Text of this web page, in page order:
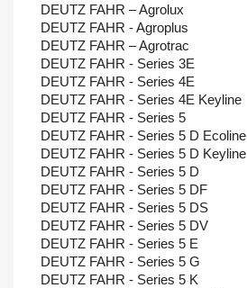
DEUTZ FAHR – Agrolux
DEUTZ FAHR - Agroplus
DEUTZ FAHR – Agrotrac
DEUTZ FAHR - Series 3E
DEUTZ FAHR - Series 4E
DEUTZ FAHR - Series 4E Keyline
DEUTZ FAHR - Series 5
DEUTZ FAHR - Series 5 D Ecoline
DEUTZ FAHR - Series 5 D Keyline
DEUTZ FAHR - Series 5 D
DEUTZ FAHR - Series 5 DF
DEUTZ FAHR - Series 5 DS
DEUTZ FAHR - Series 5 DV
DEUTZ FAHR - Series 5 E
DEUTZ FAHR - Series 5 G
DEUTZ FAHR - Series 5 K